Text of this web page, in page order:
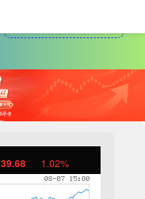
39.68 1.02%